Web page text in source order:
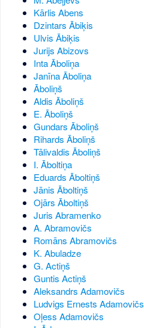
Kārlis Abens
Dzintars Ābiķis
Ulvis Ābiķis
Jurijs Abizovs
Inta Āboliņa
Janīna Āboliņa
Āboliņš
Aldis Āboliņš
E. Āboliņš
Gundars Āboliņš
Rihards Āboliņš
Tālivaldis Āboliņš
I. Āboltiņa
Eduards Āboltiņš
Jānis Āboltiņš
Ojārs Āboltiņš
Juris Abramenko
A. Abramovičs
Romāns Abramovičs
K. Abuladze
G. Actiņš
Guntis Actiņš
Aleksandrs Adamovičs
Ludvigs Ernests Adamovičs
Oļess Adamovičs